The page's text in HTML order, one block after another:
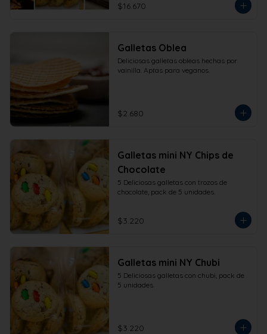
$16.670
Galletas Oblea
Deliciosas galletas obleas hechas por
vainilla. Aptas para veganos.
$2.680
Galletas mini NY Chips de
Chocolate
5 Deliciosas galletas con trozos de
chocolate, pack de 5 unidades.
$3.220
Galletas mini NY Chubi
5 Deliciosas galletas con chubi, pack de
5 unidades.
$3.220